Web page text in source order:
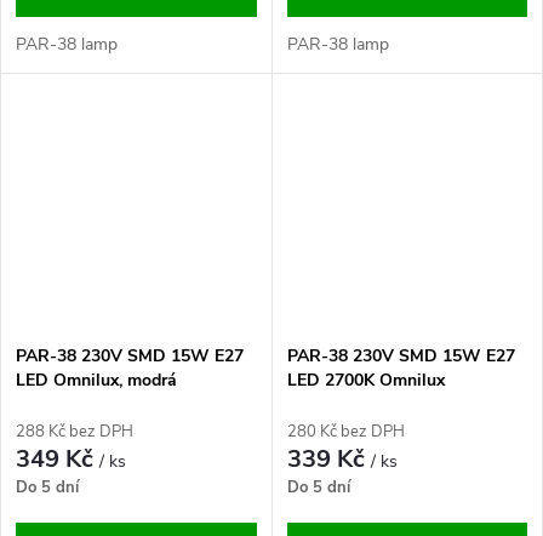
PAR-38 lamp PAR-38 lamp
PAR-38 230V SMD 15W E27
LED Omnilux, modrá
288 Kč bez DPH
349 Kč/ ks
Do 5 dní
PAR-38 230V SMD 15W E27
LED 2700K Omnilux
280 Kč bez DPH
339 Kč/ ks
Do 5 dní